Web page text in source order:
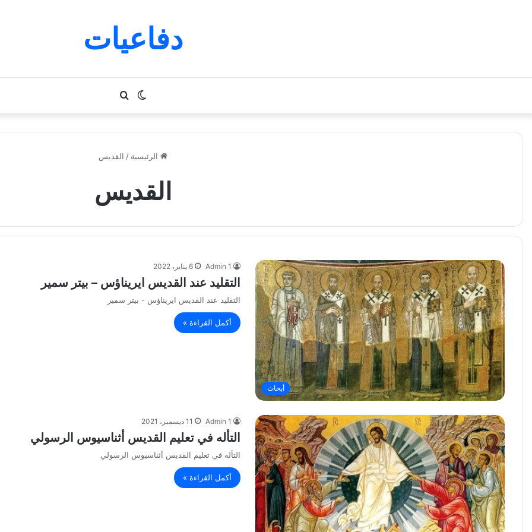
دفاعيات
بحث
عن
الوضع
المظلم
الرئيسية / القديس
القديس
أبحاث
Admin 1 6 يناير، 2022
التقليد عند القديس ايريناؤس – بيتر سمير
التقليد عند القديس ايريناؤس - بيتر سمير
أكمل القراءة »
Admin 1 11 ديسمبر، 2021
التأله في تعليم القديس أثناسيوس الرسولي
التأله في تعليم القديس أثناسيوس الرسولي
أكمل القراءة »